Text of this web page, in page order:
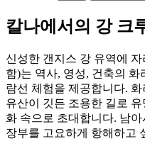
칼나에서의 강 크
신성한 갠지스 강 유역에
함)는 역사, 영성, 건축의
람선 체험을 제공합니다.
유산이 깃든 조용한 길로
화 속으로 초대합니다. 남
장부를 고요하게 항해하고